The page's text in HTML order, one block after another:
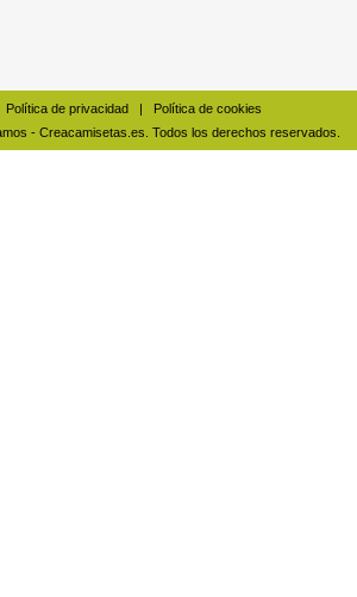
Política de privacidad |
Política de cookies
- Creacamisetas.es. Todos los derechos reservados.